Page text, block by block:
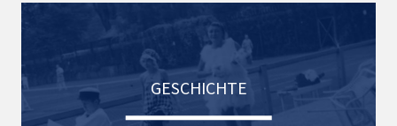
GESCHICHTE